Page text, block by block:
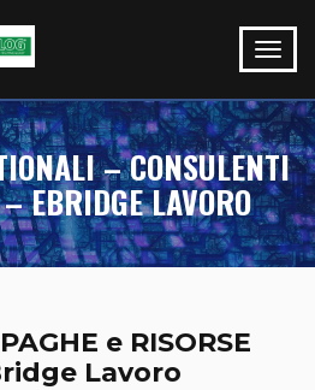
– CONSULENTI
EBRIDGE LAVORO
e RISORSE
Lavoro